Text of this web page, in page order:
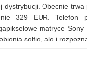
dystrybucji. Obecnie
329 EUR. Telefon
matryce
selfie, ale i